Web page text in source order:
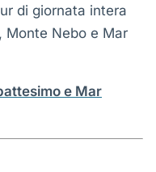
di giornata intera
Monte Nebo e Mar
e Mar